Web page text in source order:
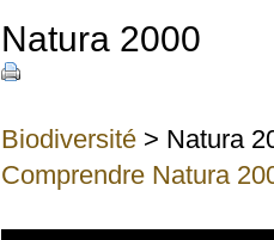
Natura 2000
Biodiversité > Natura
Comprendre Natura